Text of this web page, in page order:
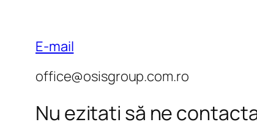
E-mail
office@osisgroup.com.ro
Nu ezitați să ne